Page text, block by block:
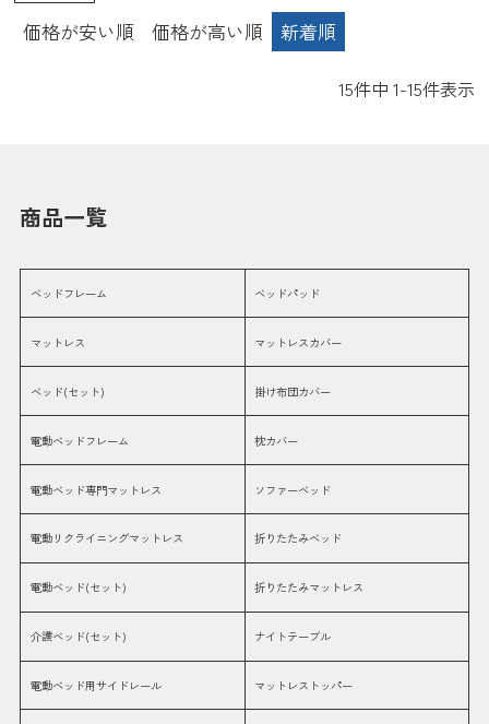
価格が安い順 価格が高い順 新着順
15件中 1-15件表示
商品一覧
ベッドフレーム
マットレス
ベッド(セット)
電動ベッドフレーム
電動ベッド専門マットレス
電動リクライニングマットレス
電動ベッド(セット)
介護ベッド(セット)
電動ベッド用サイドレール
ベッドパッド
マットレスカバー
掛け布団カバー
枕カバー
ソファーベッド
折りたたみベッド
折りたたみマットレス
ナイトテーブル
マットレストッパー